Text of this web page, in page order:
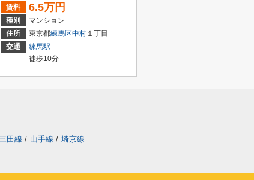
賃料 6.5万円
種別
マンション
住所
東京都練馬区中村 １丁目
交通
練馬駅
徒歩10分
田線 / 山手線 / 埼京線